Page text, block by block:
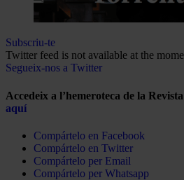
Subscriu-te
Twitter feed is not available at the
Segueix-nos a Twitter
Accedeix a l’hemeroteca de la
aquí
Compártelo en Facebook
Compártelo en Twitter
Compártelo per Email
Compártelo per Whatsapp